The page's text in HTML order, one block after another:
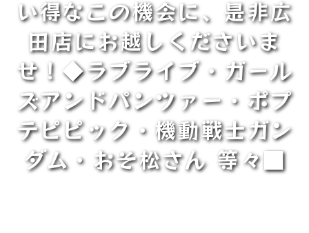
い得なこの機会に、是非広
田店にお越しくださいま
せ！◆ラブライブ・ガール
ズアンドパンツァー・ポプ
テピピック・機動戦士ガン
ダム・おそ松さん 等々■